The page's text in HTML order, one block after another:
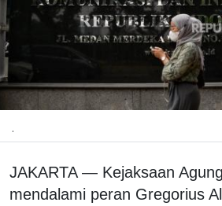
.
JAKARTA — Kejaksaan
mendalami peran Gregorius